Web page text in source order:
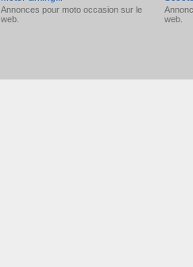
Annonces pour moto occasion sur le
web.
web.